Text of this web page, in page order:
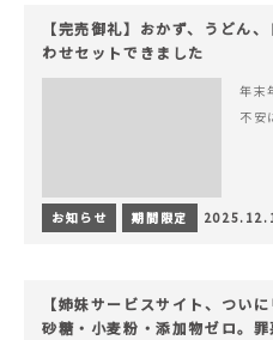
【完売御礼】おかず、うどん
わせセットできました
年末
不安
お知らせ 期間限定
【姉妹サービスサイト、つい
砂糖・小麦粉・添加物ゼロ。